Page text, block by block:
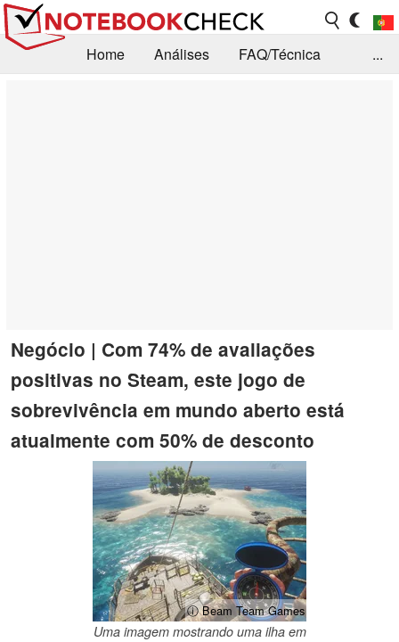
Home Análises
FAQ/Técnica
...
Negócio | Com 74% de avaliações
positivas no Steam, este jogo de
sobrevivência em mundo aberto está
atualmente com 50% de desconto
ⓘ Beam Team Games
Uma imagem mostrando uma ilha em